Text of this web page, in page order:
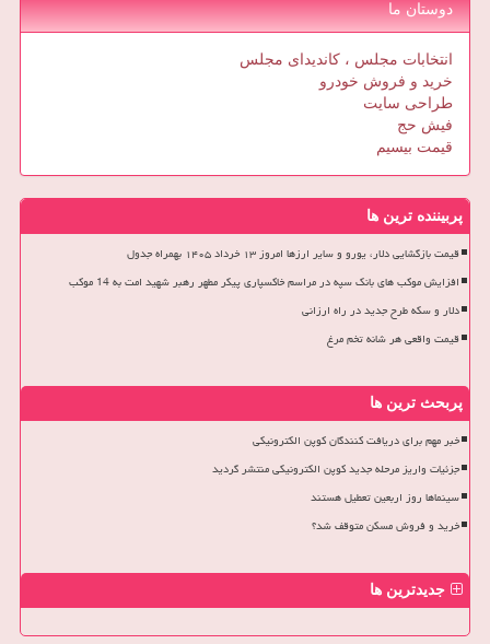
دوستان ما
انتخابات مجلس ، کاندیدای مجلس
خرید و فروش خودرو
طراحی سایت
فیش حج
قیمت بیسیم
پربیننده ترین ها
قیمت بازگشایی دلار، یورو و سایر ارزها امروز ۱۳ خرداد ۱۴۰۵ بهمراه جدول
افزایش موکب های بانک سپه در مراسم خاکسپاری پیکر مطهر رهبر شهید امت به 14 موکب
دلار و سکه طرح جدید در راه ارزانی
قیمت واقعی هر شانه تخم مرغ
پربحث ترین ها
خبر مهم برای دریافت کنندگان کوپن الکترونیکی
جزئیات واریز مرحله جدید کوپن الکترونیکی منتشر گردید
سینماها روز اربعین تعطیل هستند
خرید و فروش مسکن متوقف شد؟
جدیدترین ها